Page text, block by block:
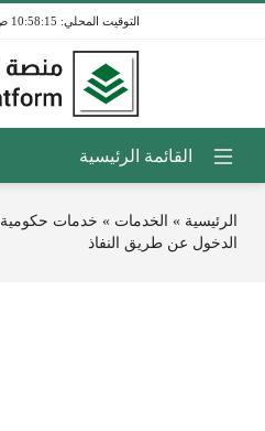
10:58:15 ص / 7 أغسطس 2026
الرئيسية » الخدمات » خدمات حكومية
الدخول عن طريق النفاذ